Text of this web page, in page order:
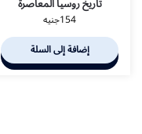
154جنيه
إضافة إلى السلة